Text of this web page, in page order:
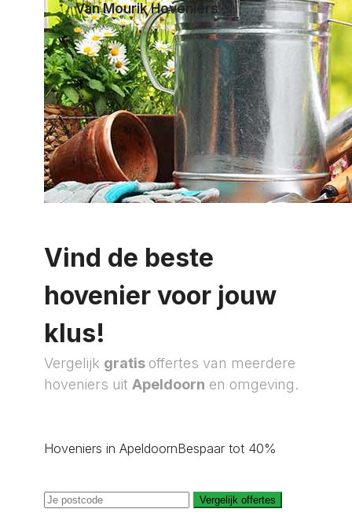
Van Mourik Hoveniers
Apeldoorn
Vind de beste
hovenier voor jouw
klus!
Vergelijk gratis offertes van meerdere
hoveniers uit Apeldoorn en omgeving.
Hoveniers in ApeldoornBespaar tot 40%
Vergelijk offertes